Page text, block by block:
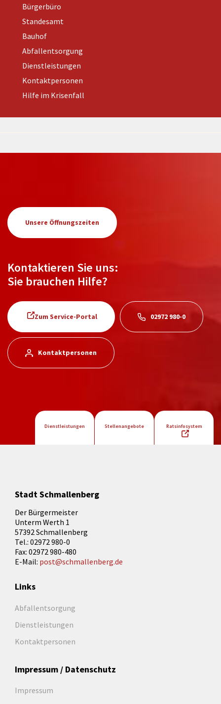
Bürgerbüro
Standesamt
Bauhof
Abfallentsorgung
Dienstleistungen
Kontaktpersonen
Hilfe im Krisenfall
Unsere Öffnungszeiten
Kontaktieren Sie uns:
Sie brauchen Hilfe?
Zum Service-Portal 02972 980-0
Kontaktpersonen
Dienstleistungen Stellenangebote Ratsinfosystem
Stadt Schmallenberg
Der Bürgermeister
Unterm Werth 1
57392 Schmallenberg
Tel.: 02972 980-0
Fax: 02972 980-480
E-Mail: post@schmallenberg.de
Links
Abfallentsorgung
Dienstleistungen
Kontaktpersonen
Impressum / Datenschutz
Impressum